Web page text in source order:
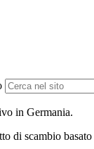
in Germania.
di scambio